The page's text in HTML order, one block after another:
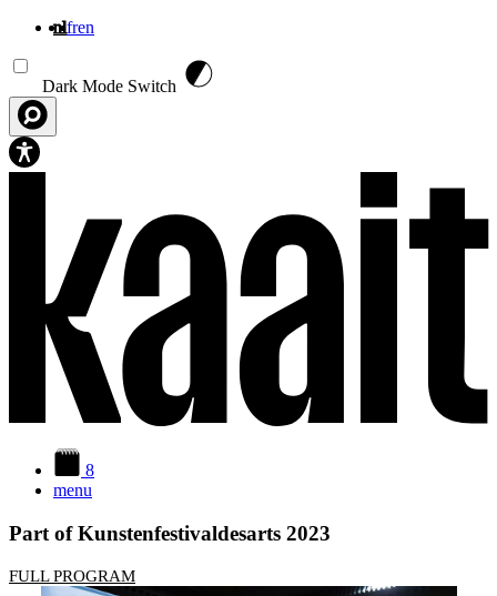
nlfren
Dark Mode Switch
8
menu
Part of Kunstenfestivaldesarts 2023
FULL PROGRAM